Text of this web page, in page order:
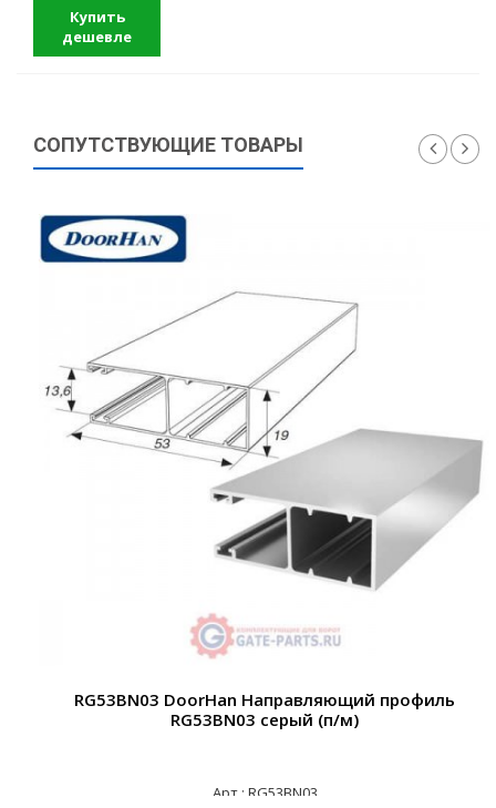
Купить
дешевле
СОПУТСТВУЮЩИЕ ТОВАРЫ
RG53BN03 DoorHan Направляющий профиль
RG53BN03 серый (п/м)
Арт.: RG53BN03